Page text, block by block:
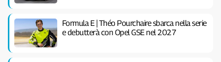
Formula E | Théo Pourchaire sbarca nella serie
e debutterà con Opel GSE nel 2027